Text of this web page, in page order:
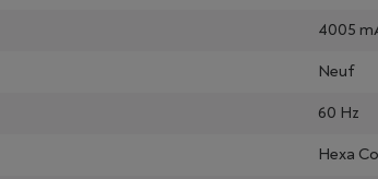
4005
Neuf
60 Hz
Hexa